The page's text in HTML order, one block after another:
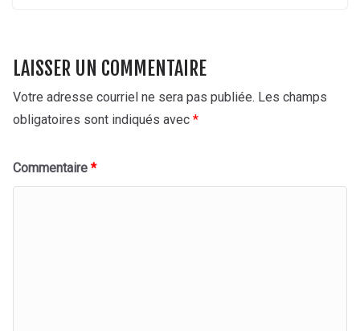
LAISSER UN COMMENTAIRE
Votre adresse courriel ne sera pas publiée. Les champs
obligatoires sont indiqués avec *
Commentaire *